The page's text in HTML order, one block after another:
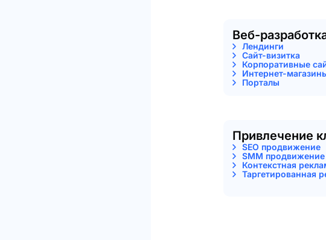
Веб-
Лендинги
Сайт-визитка
Корпоративные
Интернет-
Порталы
Привлечение
SEO продвижение
SMM продвижение
Контекстная
Таргетированная